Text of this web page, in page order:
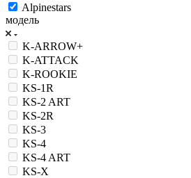
Alpinestars
модель
K-ARROW+
K-ATTACK
K-ROOKIE
KS-1R
KS-2 ART
KS-2R
KS-3
KS-4
KS-4 ART
KS-X